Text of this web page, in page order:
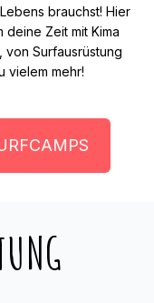
brauchst! Hier
deine Zeit mit Kima
von Surfausrüstung
vielem mehr!